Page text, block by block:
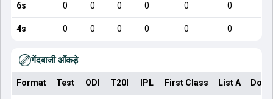
6s 0 0 0 0 0 0
4s 0 0 0 0 0 0
गेंदबाजी आँकड़े
Format Test ODI T20I IPL First Class List A